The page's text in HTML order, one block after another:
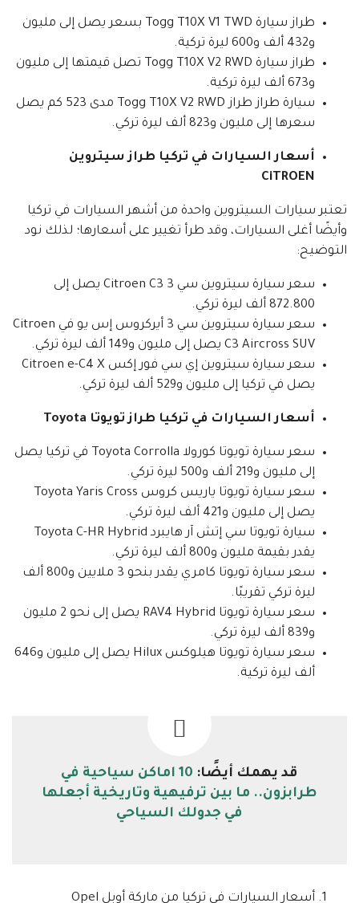
طراز سيارة Togg T10X V1 TWD بسعر يصل إلى مليون
و432 ألف و600 ليرة تركية.
طراز سيارة Togg T10X V2 RWD تصل قيمتها إلى مليون
و673 ألف ليرة تركية.
سيارة طراز طراز Togg T10X V2 RWD مدى 523 كم يصل
سعرها إلى مليون و823 ألف ليرة تركي.
أسعار السيارات في تركيا طراز سيتروين
CiTROEN
تعتبر سيارات السيتروين واحدة من أشهر السيارات في تركيا
وأيضًا أغلى السيارات، وقد طرأ تغيير على أسعارها؛ لذلك نود
التوضيح:
سعر سيارة سيتروين سي 3 Citroen C3 يصل إلى
872.800 ألف ليرة تركي.
سعر سيارة سيتروين سي 3 أيركروس إس يو في Citroen
C3 Aircross SUV يصل إلى مليون و149 ألف ليرة تركي.
سعر سيارة سيتروين إي سي فور إكس Citroen e-C4 X
يصل في تركيا إلى مليون و529 ألف ليرة تركي.
أسعار السيارات في تركيا طراز تويوتا Toyota
سعر سيارة تويوتا كورولا Toyota Corrolla في تركيا يصل
إلى مليون و219 ألف و500 ليرة تركي.
سعر سيارة تويوتا ياريس كروس Toyota Yaris Cross
يصل إلى مليون و421 ألف ليرة تركي.
سيارة تويوتا سي إتش آر هايبرد Toyota C-HR Hybrid
يقدر بقيمة مليون و800 ألف ليرة تركي.
سعر سيارة تويوتا كامري يقدر بنحو 3 ملايين و800 ألف
ليرة تركي تقريبًا.
سعر سيارة تويوتا RAV4 Hybrid يصل إلى نحو 2 مليون
و839 ألف ليرة تركي.
سعر سيارة تويوتا هيلوكس Hilux يصل إلى مليون و646
ألف ليرة تركية.
قد يهمك أيضًا:
10 اماكن سياحية في
طرابزون.. ما بين ترفيهية وتاريخية أجعلها
في جدولك السياحي
أسعار السيارات في تركيا من ماركة أوبل Opel